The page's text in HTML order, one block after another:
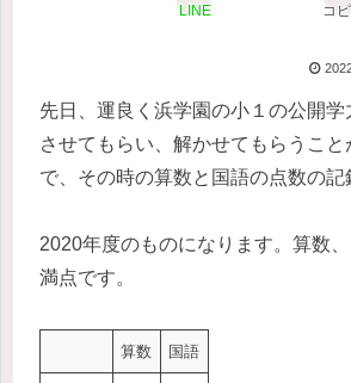
LINE コ
先日、運良く浜学園の小１の公開学
させてもらい、解かせてもらうこ
で、その時の算数と国語の点数の記
2020年度のものになります。算数
満点です。
算数 国語